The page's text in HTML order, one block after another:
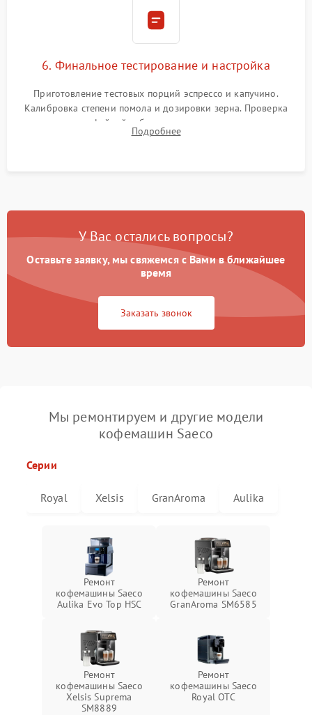
6. Финальное тестирование и настройка
Приготовление тестовых порций эспрессо и капучино.
Калибровка степени помола и дозировки зерна. Проверка
плотности кофейной таблетки, температуры напитка и
качества молочной пены. Контроль отсутствия посторонних
Подробнее
У Вас остались вопросы?
Оставьте заявку, мы свяжемся с Вами в ближайшее
время
Заказать звонок
Мы ремонтируем и другие модели
кофемашин Saeco
Серии
Royal Xelsis GranAroma Aulika
Ремонт
кофемашины Saeco
Aulika Evo Top HSC
Ремонт
кофемашины Saeco
GranAroma SM6585
Ремонт
кофемашины Saeco
Xelsis Suprema
SM8889
Ремонт
кофемашины Saeco
Royal OTC